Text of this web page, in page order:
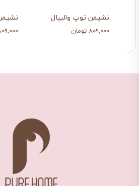
۸۰۹,۰۰۰
نشیمن توپ والیبال
۸۰۹,۰۰۰ تومان